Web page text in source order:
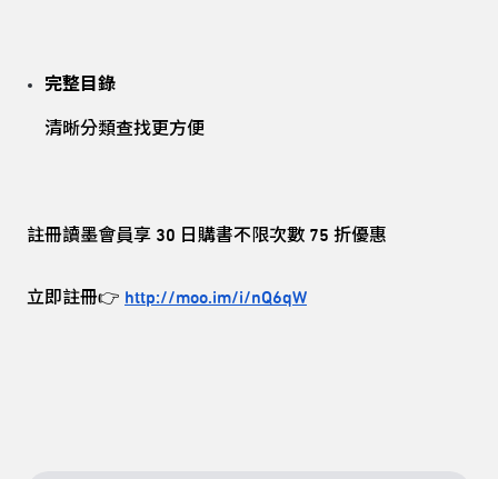
完整目錄
清晰分類查找更方便
註冊讀墨會員享 30 日購書不限次數 75 折優惠
立即註冊👉 http://moo.im/i/nQ6qW